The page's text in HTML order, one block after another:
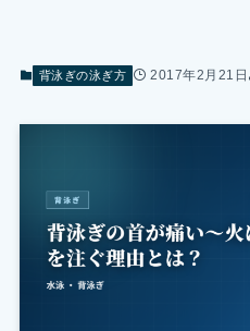
背泳ぎの泳ぎ方 2017年2月21日